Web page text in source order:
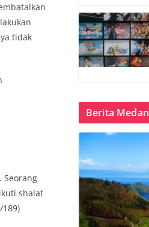
tidak
shalat
Berita Medan